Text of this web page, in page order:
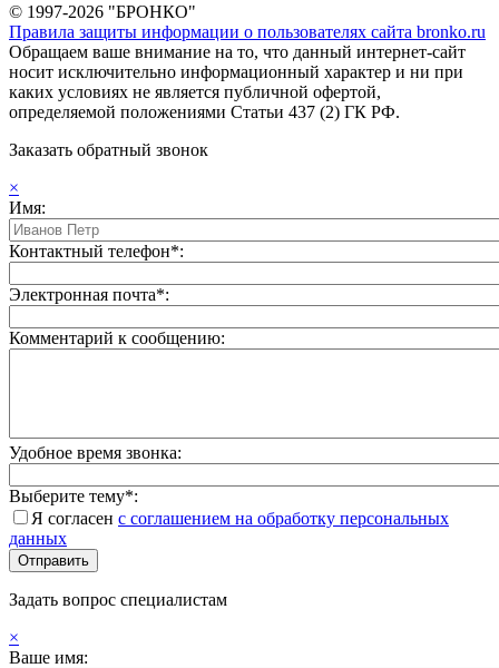
© 1997-2026 "БРОНКО"
Правила защиты информации о пользователях сайта bronko.ru
Обращаем ваше внимание на то, что данный интернет-сайт
носит исключительно информационный характер и ни при
каких условиях не является публичной офертой,
определяемой положениями Статьи 437 (2) ГК РФ.
Заказать обратный звонок
×
Имя:
Контактный телефон*:
Электронная почта*:
Комментарий к сообщению:
Удобное время звонка:
Выберите тему*:
Я согласен с соглашением на обработку персональных
данных
Задать вопрос специалистам
×
Ваше имя: